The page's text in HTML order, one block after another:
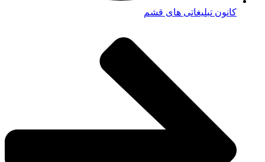
کانون تبلیغاتی های قشم